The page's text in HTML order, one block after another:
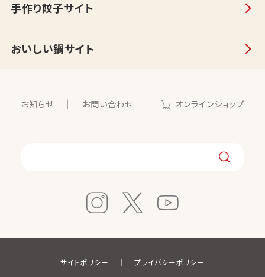
手作り餃子サイト
おいしい鍋サイト
お知らせ お問い合わせ オンラインショップ
サイトポリシー
プライバシーポリシー